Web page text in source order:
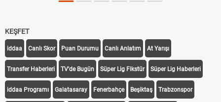
KEŞFET
iddaa Canlı Skor Puan Durumu Canlı Anlatım At Yarışı
Transfer Haberleri TV'de Bugün Süper Lig Fikstür Süper Lig Haberleri
iddaa Programı Galatasaray Fenerbahçe Beşiktaş Trabzonspor